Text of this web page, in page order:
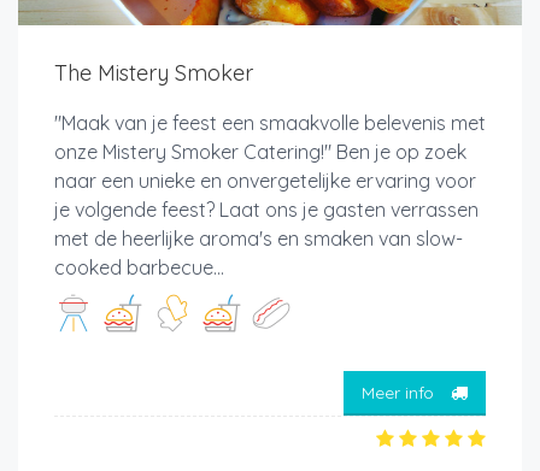
The Mistery Smoker
"Maak van je feest een smaakvolle belevenis met
onze Mistery Smoker Catering!" Ben je op zoek
naar een unieke en onvergetelijke ervaring voor
je volgende feest? Laat ons je gasten verrassen
met de heerlijke aroma's en smaken van slow-
cooked barbecue...
Meer info